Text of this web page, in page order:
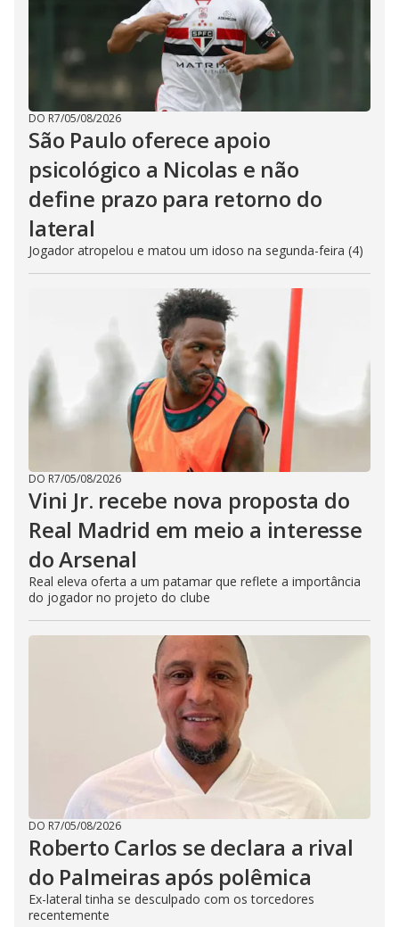
DO R7/05/08/2026
São Paulo oferece apoio
psicológico a Nicolas e não
define prazo para retorno do
lateral
Jogador atropelou e matou um idoso na segunda-feira (4)
DO R7/05/08/2026
Vini Jr. recebe nova proposta do
Real Madrid em meio a interesse
do Arsenal
Real eleva oferta a um patamar que reflete a importância
do jogador no projeto do clube
DO R7/05/08/2026
Roberto Carlos se declara a rival
do Palmeiras após polêmica
Ex-lateral tinha se desculpado com os torcedores
recentemente